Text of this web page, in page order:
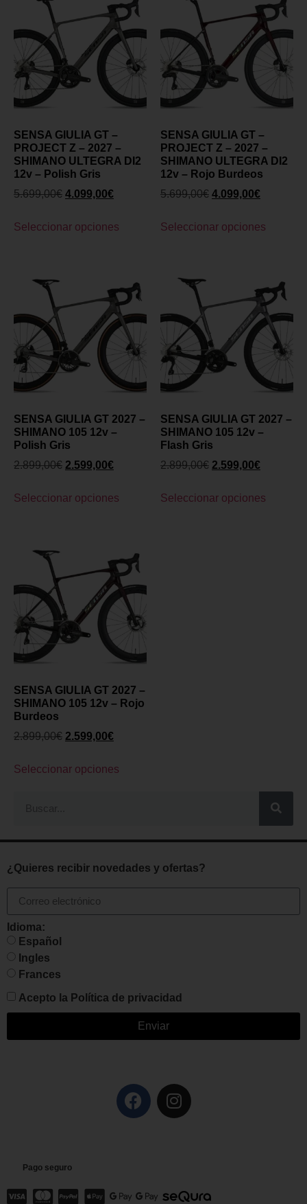
SENSA GIULIA GT –
PROJECT Z – 2027 –
SHIMANO ULTEGRA DI2
12v – Polish Gris
5.699,00€ 4.099,00€
Seleccionar opciones
SENSA GIULIA GT –
PROJECT Z – 2027 –
SHIMANO ULTEGRA DI2
12v – Rojo Burdeos
5.699,00€ 4.099,00€
Seleccionar opciones
SENSA GIULIA GT 2027 –
SHIMANO 105 12v –
Polish Gris
2.899,00€ 2.599,00€
Seleccionar opciones
SENSA GIULIA GT 2027 –
SHIMANO 105 12v –
Flash Gris
2.899,00€ 2.599,00€
Seleccionar opciones
SENSA GIULIA GT 2027 –
SHIMANO 105 12v – Rojo
Burdeos
2.899,00€ 2.599,00€
Seleccionar opciones
¿Quieres recibir novedades y ofertas?
Idioma:
Español
Ingles
Frances
Acepto la Política de privacidad
Enviar
Pago seguro